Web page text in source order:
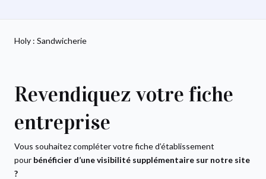
Holy : Sandwicherie
Revendiquez votre fiche
entreprise
Vous souhaitez compléter votre fiche d’établissement
pour bénéficier d’une visibilité supplémentaire sur notre site
?